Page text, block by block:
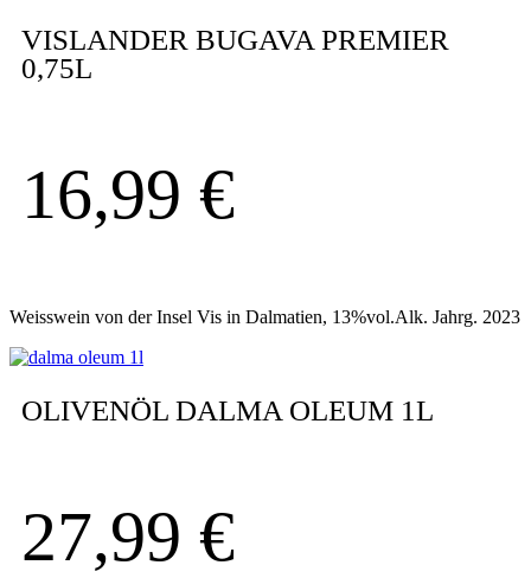
VISLANDER BUGAVA PREMIER
0,75L
16,99 €
Weisswein von der Insel Vis in Dalmatien, 13%vol.Alk. Jahrg. 2023
OLIVENÖL DALMA OLEUM 1L
27,99 €